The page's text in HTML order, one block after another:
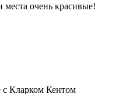
очень красивые!
с Кларком Кентом